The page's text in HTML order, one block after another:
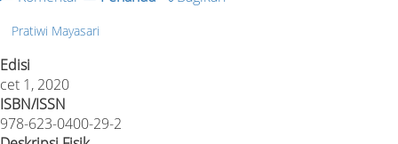
Pratiwi Mayasari
Edisi
cet 1, 2020
ISBN/ISSN
978-623-0400-29-2